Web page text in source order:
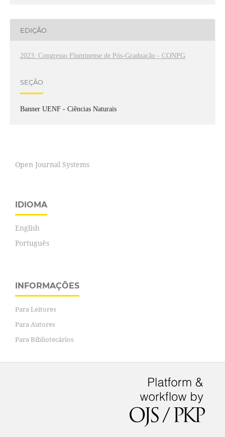
EDIÇÃO
2023: Congresso Fluminense de Pós-Graduação - CONPG
SEÇÃO
Banner UENF - Ciências Naturais
Open Journal Systems
IDIOMA
English
Português
INFORMAÇÕES
Para Leitores
Para Autores
Para Bibliotecários